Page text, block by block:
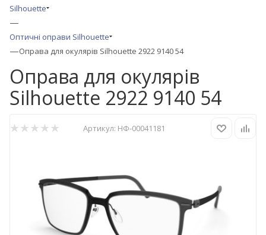
Silhouette
—
Оптичні оправи Silhouette
—Оправа для окулярів Silhouette 2922 9140 54
Оправа для окулярів
Silhouette 2922 9140 54
Артикул: НФ-00041181